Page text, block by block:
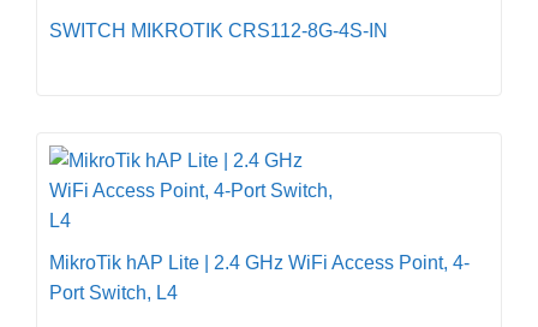
SWITCH MIKROTIK CRS112-8G-4S-IN
MikroTik hAP Lite | 2.4 GHz WiFi Access Point, 4-
Port Switch, L4